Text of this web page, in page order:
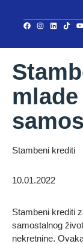
Stambeni krediti
10.01.2022
Stambeni krediti
samostalnog
nekretnine.